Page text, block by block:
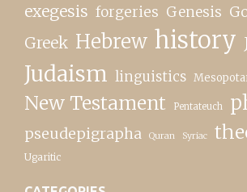
exegesis forgeries Genesis
Greek Hebrew history
Judaism linguistics
New Testament Pentateuch
pseudepigrapha Quran Syriac
Ugaritic